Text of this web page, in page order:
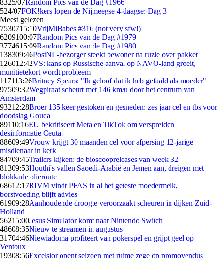
8325/07Random Pics van de Dag #1966
524/07FOK!kers lopen de Nijmeegse 4-daagse: Dag 3
Meest gelezen
7530715:10VrijMiBabes #316 (not very sfw!)
6209100:07Random Pics van de Dag #1979
3774615:09Random Pics van de Dag #1980
138309:46PostNL-bezorger steekt bewoner na ruzie over pakket
126012:42VS: kans op Russische aanval op NAVO-land groeit,
munitietekort wordt probleem
117113:26Britney Spears: "Ik geloof dat ik heb gefaald als moeder"
97509:32Wegpiraat scheurt met 146 km/u door het centrum van
Amsterdam
93212:28Broer 135 keer gestoken en gesneden: zes jaar cel en tbs voor
doodslag Gouda
89110:16EU bekritiseert Meta en TikTok om verspreiden
desinformatie Ceuta
88609:49Vrouw krijgt 30 maanden cel voor afpersing 12-jarige
misdienaar in kerk
84709:45Trailers kijken: de bioscoopreleases van week 32
81309:53Houthi's vallen Saoedi-Arabië en Jemen aan, dreigen met
blokkade olieroute
68612:17RIVM vindt PFAS in al het geteste moedermelk,
borstvoeding blijft advies
61909:28Aanhoudende droogte veroorzaakt scheuren in dijken Zuid-
Holland
56215:00Jesus Simulator komt naar Nintendo Switch
48608:35Nieuw te streamen in augustus
31704:46Niewiadoma profiteert van pokerspel en grijpt geel op
Ventoux
19308:56Excelsior opent seizoen met ruime zege op promovendus